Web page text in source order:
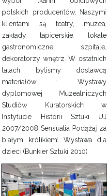
polskich producentów. Naszymi
klientami są teatry, muzea,
zakłady tapicerskie, lokale
gastronomiczne, szpitale,
dekoratorzy wnętrz. W ostatnich
latach bylismy dostawcą
materiałów : Wystawy
dyplomowej Muzealniczych
Studiów Kuratorskich w
Instytucie Historii Sztuki UJ
2007/2008 Sensualia Podążaj za
białym królikiem! Wystawa dla
dzieci (Bunkier Sztuki 2010)